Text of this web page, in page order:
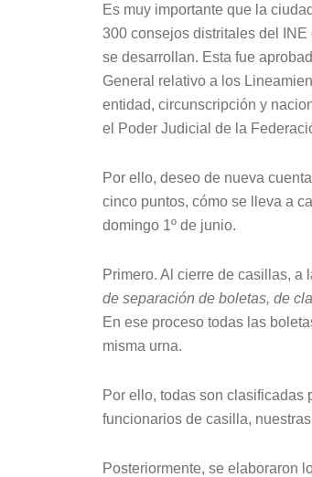
Es muy importante que la
300 consejos distritales del
se desarrollan. Esta fue
General relativo a los
entidad, circunscripción y
el Poder Judicial de la
Por ello, deseo de nueva
cinco puntos, cómo se lleva a
domingo 1º de junio.
Primero. Al cierre de casillas,
de separación de boletas, de
En ese proceso todas las
misma urna.
Por ello, todas son clasificadas
funcionarios de casilla,
Posteriormente, se elaboraron